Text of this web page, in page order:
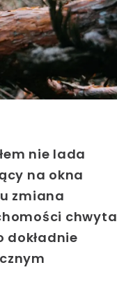
nie lada
na okna
zmiana
chwyta
dokładnie